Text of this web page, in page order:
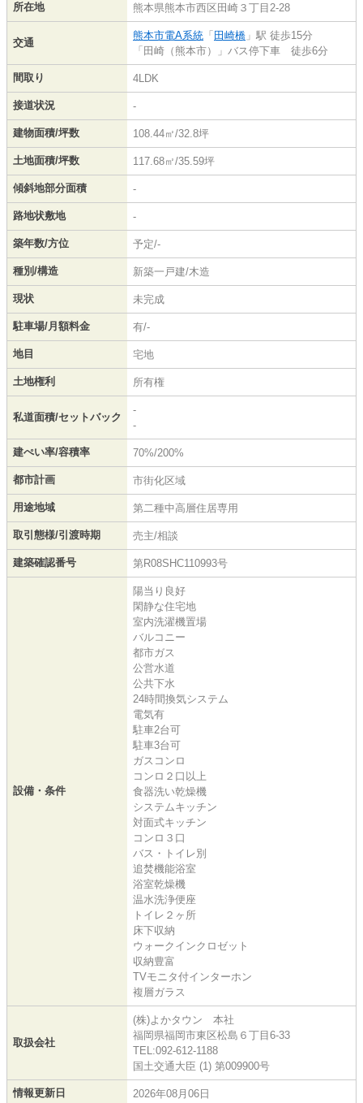
所在地 熊本県熊本市西区田崎３丁目2-28
交通
熊本市電A系統 「 田崎橋 」駅 徒歩15分
「田崎（熊本市）」バス停下車 徒歩6分
間取り 4LDK
接道状況 -
建物面積/坪数 108.44㎡/32.8坪
土地面積/坪数 117.68㎡/35.59坪
傾斜地部分面積 -
路地状敷地 -
築年数/方位 予定/-
種別/構造 新築一戸建/木造
現状 未完成
駐車場/月額料金 有/-
地目 宅地
土地権利 所有権
私道面積/セットバック
-
-
建ぺい率/容積率 70%/200%
都市計画 市街化区域
用途地域 第二種中高層住居専用
取引態様/引渡時期 売主/相談
建築確認番号 第R08SHC110993号
設備・条件
陽当り良好
閑静な住宅地
室内洗濯機置場
バルコニー
都市ガス
公営水道
公共下水
24時間換気システム
電気有
駐車2台可
駐車3台可
ガスコンロ
コンロ２口以上
食器洗い乾燥機
システムキッチン
対面式キッチン
コンロ３口
バス・トイレ別
追焚機能浴室
浴室乾燥機
温水洗浄便座
トイレ２ヶ所
床下収納
ウォークインクロゼット
収納豊富
TVモニタ付インターホン
複層ガラス
取扱会社
(株)よかタウン 本社
福岡県福岡市東区松島６丁目6-33
TEL:092-612-1188
国土交通大臣 (1) 第009900号
情報更新日 2026年08月06日